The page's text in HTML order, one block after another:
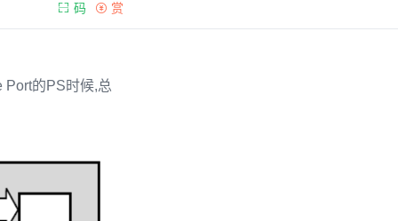
赏
码
Port的PS时候,总